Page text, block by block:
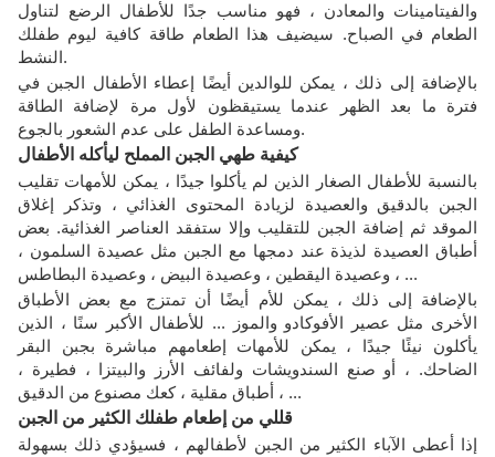
والفيتامينات والمعادن ، فهو مناسب جدًا للأطفال الرضع لتناول
الطعام في الصباح. سيضيف هذا الطعام طاقة كافية ليوم طفلك
النشط.
بالإضافة إلى ذلك ، يمكن للوالدين أيضًا إعطاء الأطفال الجبن في
فترة ما بعد الظهر عندما يستيقظون لأول مرة لإضافة الطاقة
ومساعدة الطفل على عدم الشعور بالجوع.
كيفية طهي الجبن المملح ليأكله الأطفال
بالنسبة للأطفال الصغار الذين لم يأكلوا جيدًا ، يمكن للأمهات تقليب
الجبن بالدقيق والعصيدة لزيادة المحتوى الغذائي ، وتذكر إغلاق
الموقد ثم إضافة الجبن للتقليب وإلا ستفقد العناصر الغذائية. بعض
أطباق العصيدة لذيذة عند دمجها مع الجبن مثل عصيدة السلمون ،
وعصيدة اليقطين ، وعصيدة البيض ، وعصيدة البطاطس ، ...
بالإضافة إلى ذلك ، يمكن للأم أيضًا أن تمتزج مع بعض الأطباق
الأخرى مثل عصير الأفوكادو والموز ... للأطفال الأكبر سنًا ، الذين
يأكلون نيئًا جيدًا ، يمكن للأمهات إطعامهم مباشرة بجبن البقر
الضاحك. ، أو صنع السندويشات ولفائف الأرز والبيتزا ، فطيرة ،
أطباق مقلية ، كعك مصنوع من الدقيق ، ...
قللي من إطعام طفلك الكثير من الجبن
إذا أعطى الآباء الكثير من الجبن لأطفالهم ، فسيؤدي ذلك بسهولة